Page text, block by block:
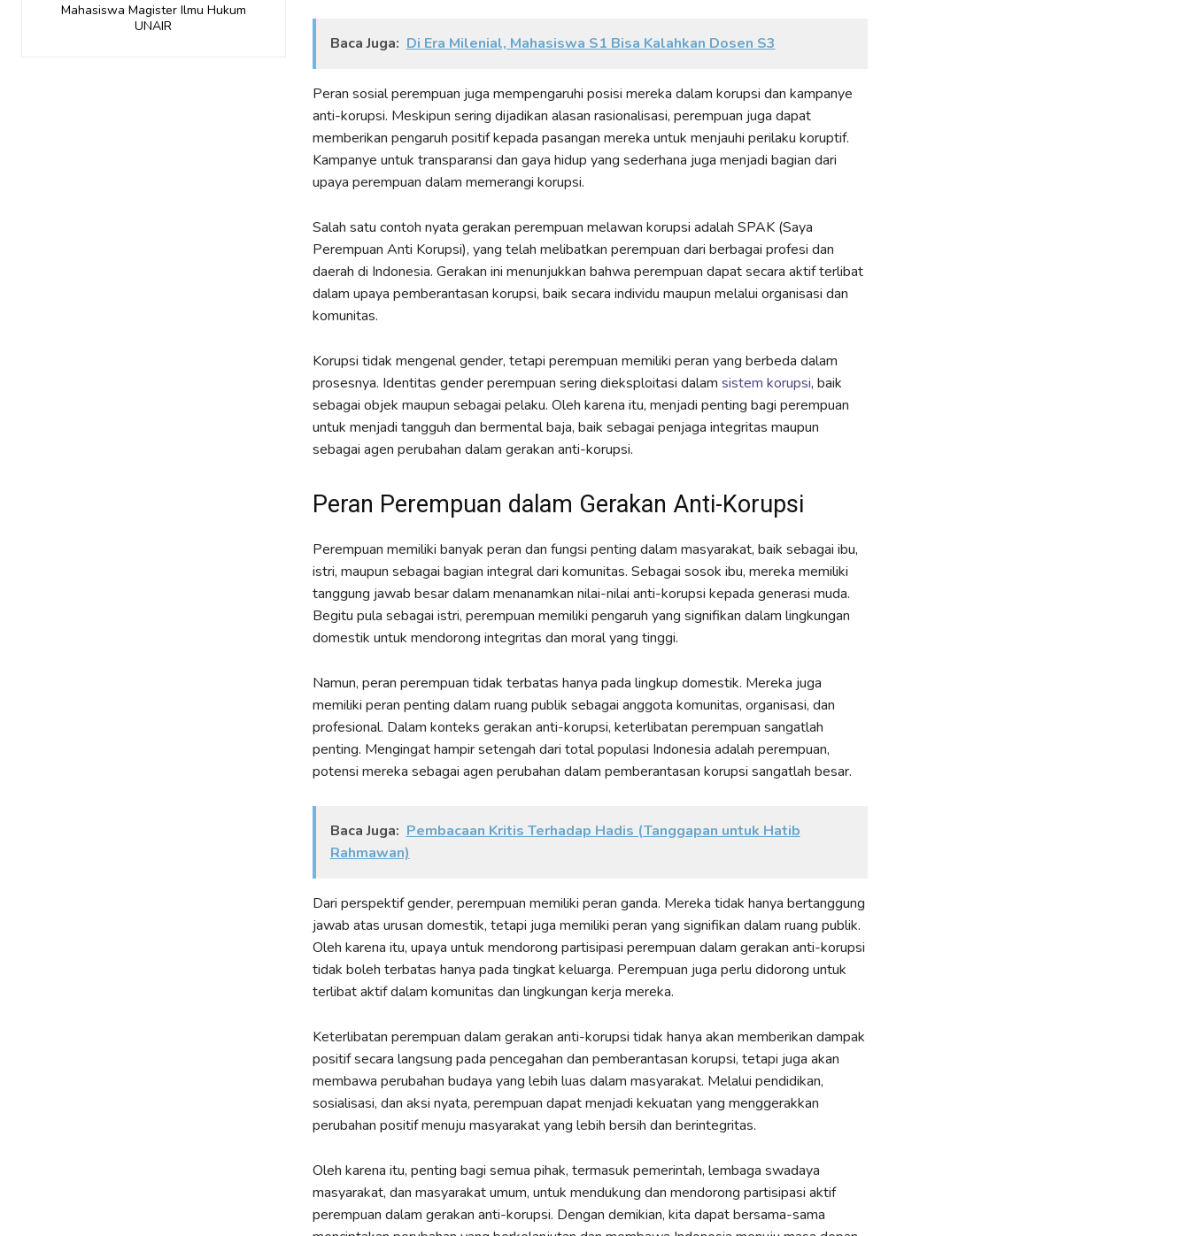
Mahasiswa Magister Ilmu Hukum
UNAIR
Baca Juga: Di Era Milenial, Mahasiswa S1 Bisa Kalahkan Dosen S3
Peran sosial perempuan juga mempengaruhi posisi mereka dalam korupsi dan kampanye
anti-korupsi. Meskipun sering dijadikan alasan rasionalisasi, perempuan juga dapat
memberikan pengaruh positif kepada pasangan mereka untuk menjauhi perilaku koruptif.
Kampanye untuk transparansi dan gaya hidup yang sederhana juga menjadi bagian dari
upaya perempuan dalam memerangi korupsi.
Salah satu contoh nyata gerakan perempuan melawan korupsi adalah SPAK (Saya
Perempuan Anti Korupsi), yang telah melibatkan perempuan dari berbagai profesi dan
daerah di Indonesia. Gerakan ini menunjukkan bahwa perempuan dapat secara aktif terlibat
dalam upaya pemberantasan korupsi, baik secara individu maupun melalui organisasi dan
komunitas.
Korupsi tidak mengenal gender, tetapi perempuan memiliki peran yang berbeda dalam
prosesnya. Identitas gender perempuan sering dieksploitasi dalam sistem korupsi, baik
sebagai objek maupun sebagai pelaku. Oleh karena itu, menjadi penting bagi perempuan
untuk menjadi tangguh dan bermental baja, baik sebagai penjaga integritas maupun
sebagai agen perubahan dalam gerakan anti-korupsi.
Peran Perempuan dalam Gerakan Anti-Korupsi
Perempuan memiliki banyak peran dan fungsi penting dalam masyarakat, baik sebagai ibu,
istri, maupun sebagai bagian integral dari komunitas. Sebagai sosok ibu, mereka memiliki
tanggung jawab besar dalam menanamkan nilai-nilai anti-korupsi kepada generasi muda.
Begitu pula sebagai istri, perempuan memiliki pengaruh yang signifikan dalam lingkungan
domestik untuk mendorong integritas dan moral yang tinggi.
Namun, peran perempuan tidak terbatas hanya pada lingkup domestik. Mereka juga
memiliki peran penting dalam ruang publik sebagai anggota komunitas, organisasi, dan
profesional. Dalam konteks gerakan anti-korupsi, keterlibatan perempuan sangatlah
penting. Mengingat hampir setengah dari total populasi Indonesia adalah perempuan,
potensi mereka sebagai agen perubahan dalam pemberantasan korupsi sangatlah besar.
Baca Juga: Pembacaan Kritis Terhadap Hadis (Tanggapan untuk Hatib
Rahmawan)
Dari perspektif gender, perempuan memiliki peran ganda. Mereka tidak hanya bertanggung
jawab atas urusan domestik, tetapi juga memiliki peran yang signifikan dalam ruang publik.
Oleh karena itu, upaya untuk mendorong partisipasi perempuan dalam gerakan anti-korupsi
tidak boleh terbatas hanya pada tingkat keluarga. Perempuan juga perlu didorong untuk
terlibat aktif dalam komunitas dan lingkungan kerja mereka.
Keterlibatan perempuan dalam gerakan anti-korupsi tidak hanya akan memberikan dampak
positif secara langsung pada pencegahan dan pemberantasan korupsi, tetapi juga akan
membawa perubahan budaya yang lebih luas dalam masyarakat. Melalui pendidikan,
sosialisasi, dan aksi nyata, perempuan dapat menjadi kekuatan yang menggerakkan
perubahan positif menuju masyarakat yang lebih bersih dan berintegritas.
Oleh karena itu, penting bagi semua pihak, termasuk pemerintah, lembaga swadaya
masyarakat, dan masyarakat umum, untuk mendukung dan mendorong partisipasi aktif
perempuan dalam gerakan anti-korupsi. Dengan demikian, kita dapat bersama-sama